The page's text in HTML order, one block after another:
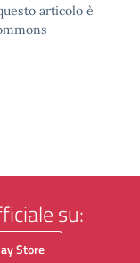
articolo è
su:
Store